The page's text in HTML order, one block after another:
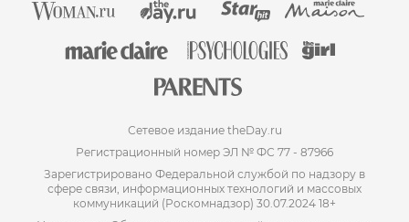
Сетевое издание theDay.ru
Регистрационный номер ЭЛ № ФС 77 - 87966
Зарегистрировано Федеральной службой по надзору в
сфере связи, информационных технологий и массовых
коммуникаций (Роскомнадзор) 30.07.2024 18+